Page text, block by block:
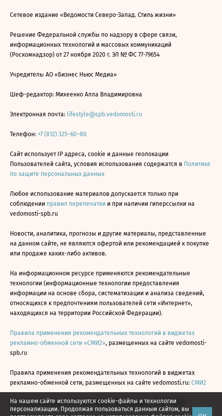
На нашем сайте используются cookie-файлы и технологии
персонализации. Продолжая пользоваться данным сайтом, вы
Сетевое издание «Ведомости Северо-Запад. Стиль жизни»
Решение Федеральной службы по надзору в сфере связи,
информационных технологий и массовых коммуникаций
(Роскомнадзор) от 27 ноября 2020 г. ЭЛ № ФС 77-79654
Учредитель: АО «Бизнес Ньюс Медиа»
Шеф-редактор: Михеенко Алла Владимировна
Электронная почта: lifestyle@spb.vedomosti.ru
Телефон: +7 (812) 325–60–80
Сайт использует IP адреса, cookie и данные геолокации
Пользователей сайта, условия использования содержатся в Политике
по защите персональных данных
Любое использование материалов допускается только при
соблюдении правил перепечатки и при наличии гиперссылки на
vedomosti-spb.ru
Новости, аналитика, прогнозы и другие материалы, представленные
на данном сайте, не являются офертой или рекомендацией к покупке
или продаже каких-либо активов.
На информационном ресурсе применяются рекомендательные
технологии (информационные технологии предоставления
информации на основе сбора, систематизации и анализа сведений,
относящихся к предпочтениям пользователей сети «Интернет»,
находящихся на территории Российской Федерации).
Правила применения рекомендательных технологий в виджетах
рекламно-обменной сети «СМИ2», размещенных на сайте vedomosti-
spb.ru
Правила применения рекомендательных технологий в виджетах
рекламно-обменной сети, размещенных на сайте vedomosti.ru: СМИ2
Все права защищены © АО «Бизнес Ньюс Медиа», 2024 - 2026